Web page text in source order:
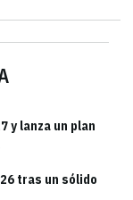
y lanza un plan
tras un sólido